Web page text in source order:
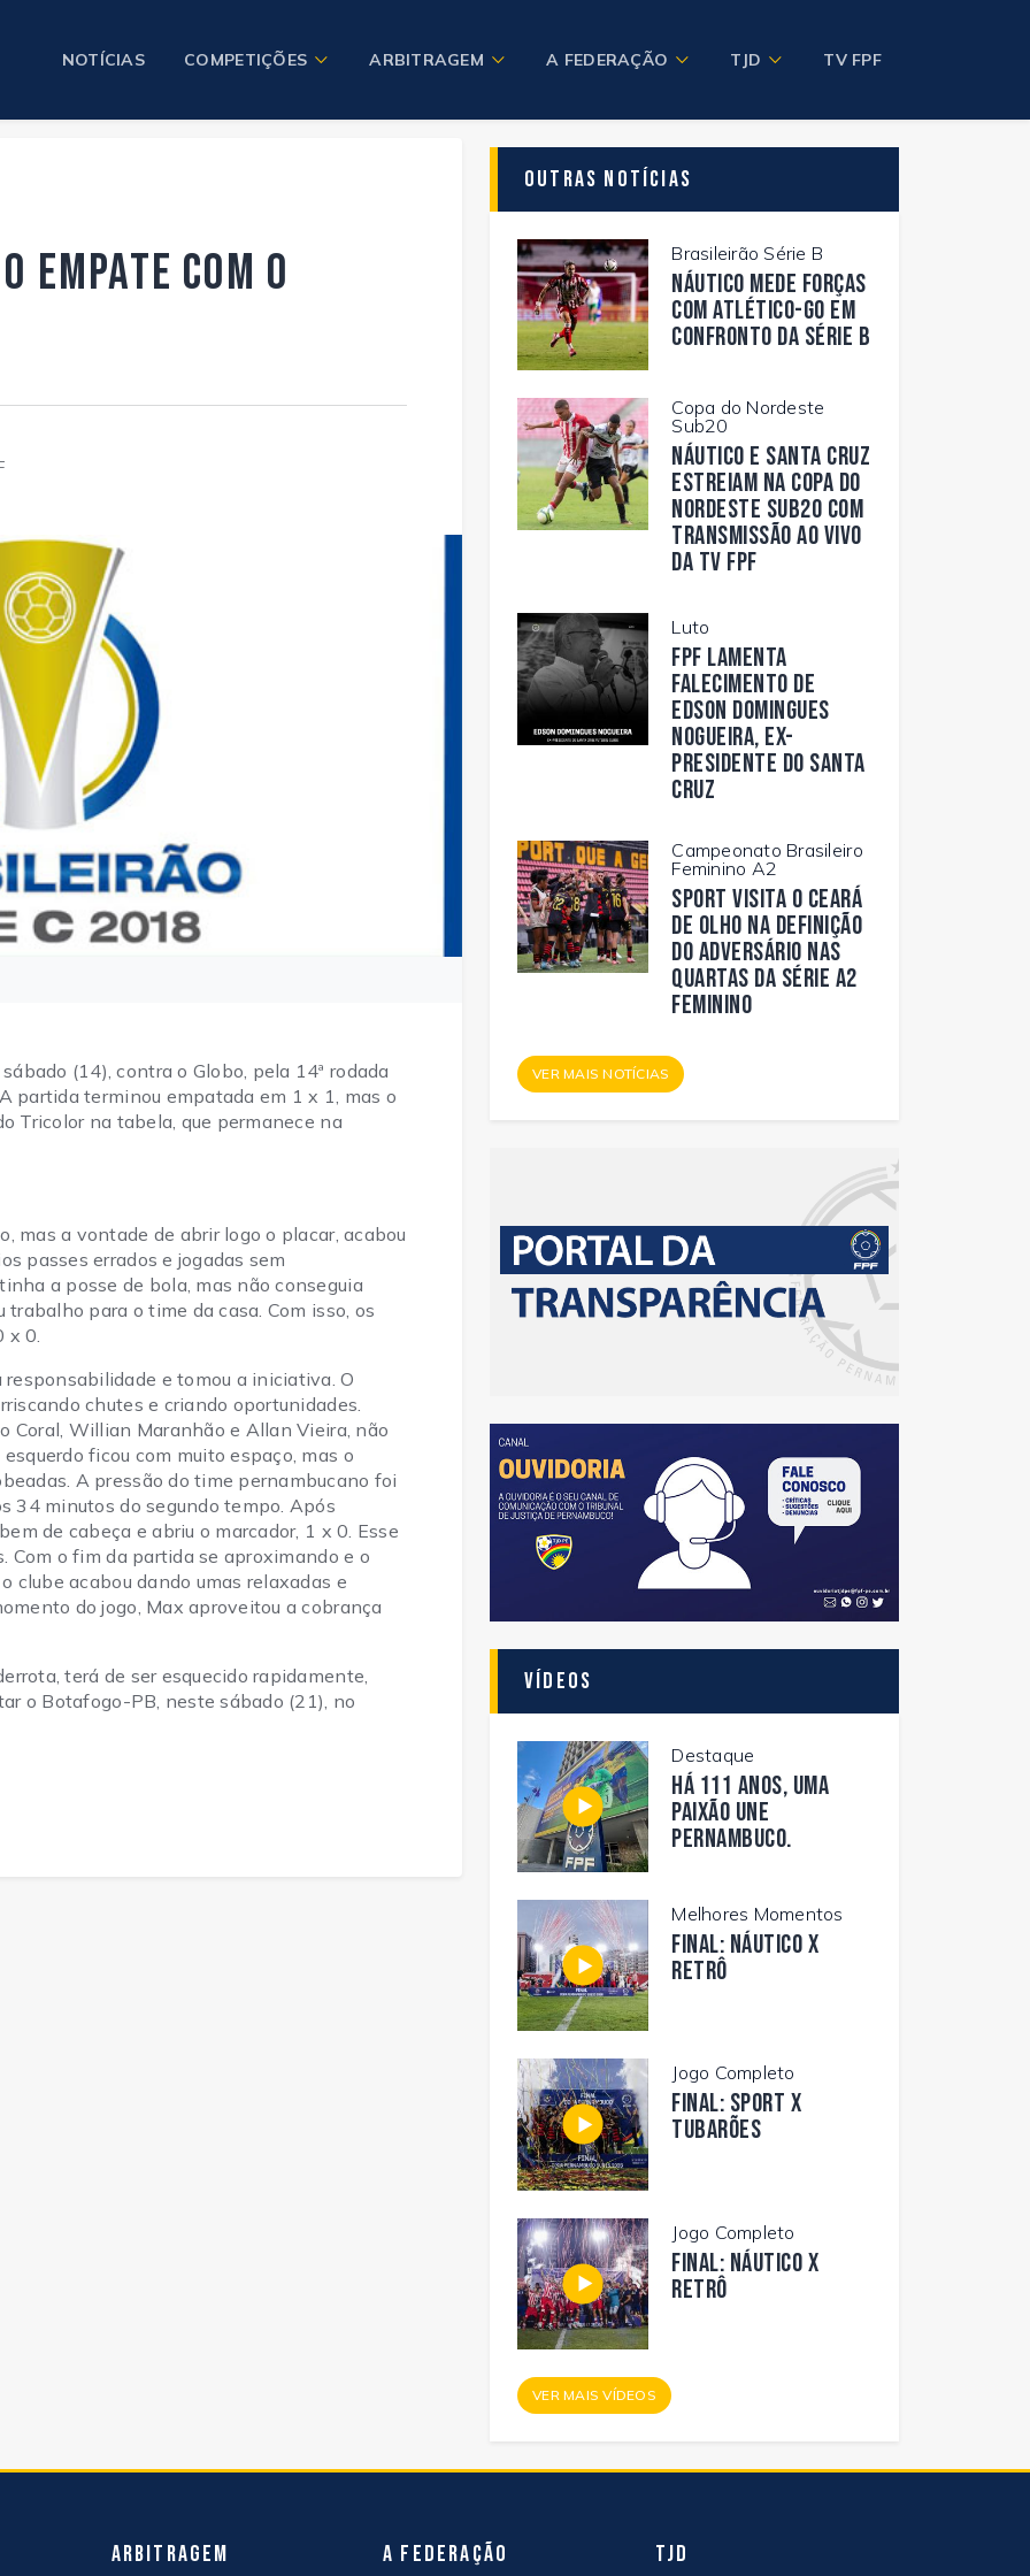
NOTÍCIAS COMPETIÇÕES ARBITRAGEM A FEDERAÇÃO TJD TV FPF
empate com o
(14), contra o Globo, pela 14ª rodada
partida terminou empatada em 1 x 1, mas o
Tricolor na tabela, que permanece na
mas a vontade de abrir logo o placar, acabou
passes errados e jogadas sem
a posse de bola, mas não conseguia
para o time da casa. Com isso, os
x 0.
e tomou a iniciativa. O
chutes e criando oportunidades.
Coral, Willian Maranhão e Allan Vieira, não
ficou com muito espaço, mas o
A pressão do time pernambucano foi
34 minutos do segundo tempo. Após
de cabeça e abriu o marcador, 1 x 0. Esse
Com o fim da partida se aproximando e o
clube acabou dando umas relaxadas e
do jogo, Max aproveitou a cobrança
terá de ser esquecido rapidamente,
o Botafogo-PB, neste sábado (21), no
Outras Notícias
Brasileirão Série B
Náutico mede forças
com Atlético-GO em
confronto da Série B
Copa do Nordeste
Sub20
Náutico e Santa Cruz
estreiam na Copa do
Nordeste Sub20 com
transmissão ao vivo
da TV FPF
Luto
FPF lamenta
falecimento de
Edson Domingues
Nogueira, ex-
presidente do Santa
Cruz
Campeonato Brasileiro
Feminino A2
Sport visita o Ceará
de olho na definição
do adversário nas
quartas da Série A2
Feminino
VER MAIS NOTÍCIAS
Vídeos
Destaque
Há 111 anos, uma
paixão une
Pernambuco.
Melhores Momentos
FINAL: NÁUTICO X
RETRÔ
Jogo Completo
FINAL: SPORT X
TUBARÕES
Jogo Completo
FINAL: NÁUTICO X
RETRÔ
VER MAIS VÍDEOS
Arbitragem A Federação TJD